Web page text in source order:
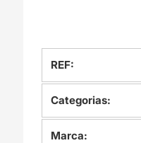
REF:
Categorias:
Marca: